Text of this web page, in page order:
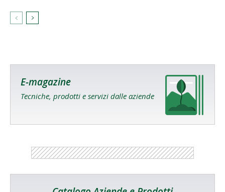
E-magazine
Tecniche, prodotti e servizi dalle aziende